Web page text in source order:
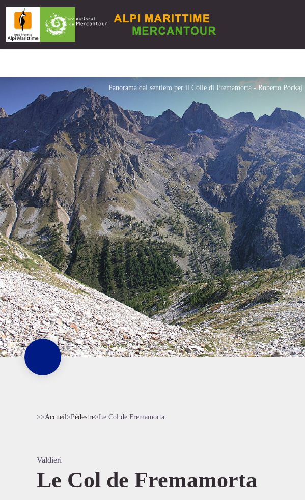
Panorama dal sentiero per il Colle di Fremamorta - Roberto Pockaj
>>Accueil>Pédestre>Le Col de Fremamorta
Valdieri
Le Col de Fremamorta